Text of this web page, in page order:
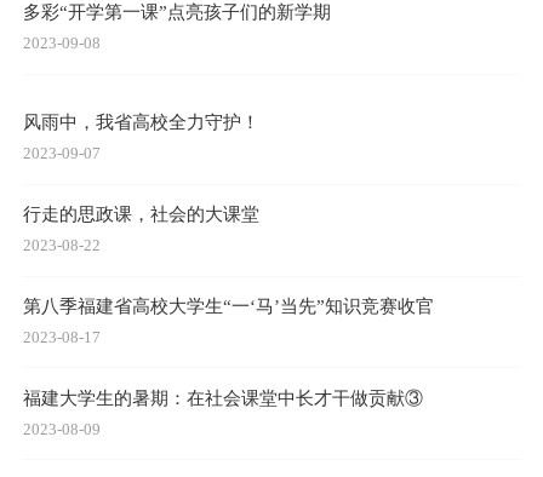
多彩“开学第一课”点亮孩子们的新学期
2023-09-08
风雨中，我省高校全力守护！
2023-09-07
行走的思政课，社会的大课堂
2023-08-22
第八季福建省高校大学生“一‘马’当先”知识竞赛收官
2023-08-17
福建大学生的暑期：在社会课堂中长才干做贡献③
2023-08-09